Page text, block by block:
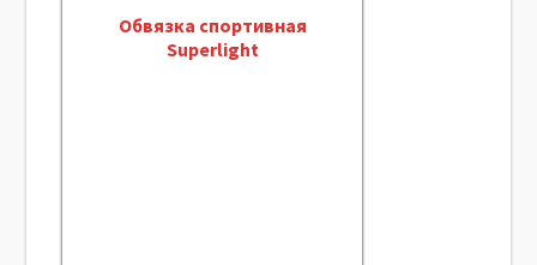
Обвязка спортивная
Superlight